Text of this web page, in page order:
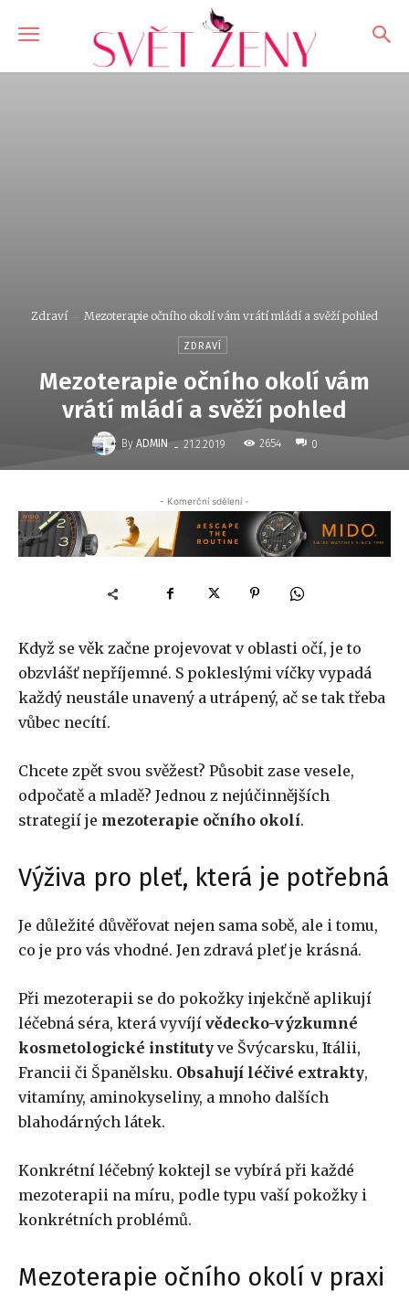
Zdraví Mezoterapie očního okolí vám vrátí mládí a svěží pohled
ZDRAVÍ
Mezoterapie očního okolí vám
vrátí mládí a svěží pohled
By ADMIN - 21.2.2019 2654 0
- Komerční sdělení -
Když se věk začne projevovat v oblasti očí, je to
obzvlášť nepříjemné. S pokleslými víčky vypadá
každý neustále unavený a utrápený, ač se tak třeba
vůbec necítí.
Chcete zpět svou svěžest? Působit zase vesele,
odpočatě a mladě? Jednou z nejúčinnějších
strategií je mezoterapie očního okolí.
Výživa pro pleť, která je potřebná
Je důležité důvěřovat nejen sama sobě, ale i tomu,
co je pro vás vhodné. Jen zdravá pleť je krásná.
Při mezoterapii se do pokožky injekčně aplikují
léčebná séra, která vyvíjí vědecko-výzkumné
kosmetologické instituty ve Švýcarsku, Itálii,
Francii či Španělsku. Obsahují léčivé extrakty,
vitamíny, aminokyseliny, a mnoho dalších
blahodárných látek.
Konkrétní léčebný koktejl se vybírá při každé
mezoterapii na míru, podle typu vaší pokožky i
konkrétních problémů.
Mezoterapie očního okolí v praxi